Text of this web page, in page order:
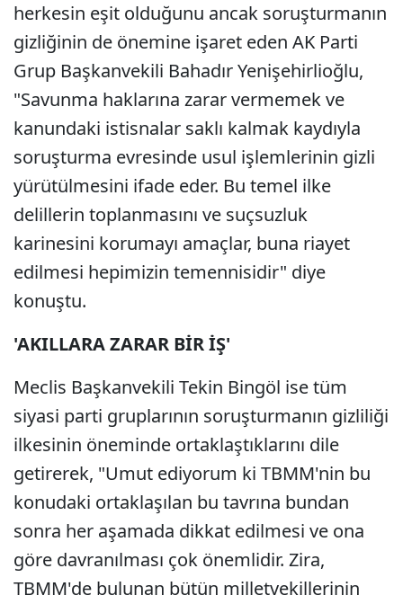
herkesin eşit olduğunu ancak soruşturmanın
gizliğinin de önemine işaret eden AK Parti
Grup Başkanvekili Bahadır Yenişehirlioğlu,
"Savunma haklarına zarar vermemek ve
kanundaki istisnalar saklı kalmak kaydıyla
soruşturma evresinde usul işlemlerinin gizli
yürütülmesini ifade eder. Bu temel ilke
delillerin toplanmasını ve suçsuzluk
karinesini korumayı amaçlar, buna riayet
edilmesi hepimizin temennisidir" diye
konuştu.
'AKILLARA ZARAR BİR İŞ'
Meclis Başkanvekili Tekin Bingöl ise tüm
siyasi parti gruplarının soruşturmanın gizliliği
ilkesinin öneminde ortaklaştıklarını dile
getirerek, "Umut ediyorum ki TBMM'nin bu
konudaki ortaklaşılan bu tavrına bundan
sonra her aşamada dikkat edilmesi ve ona
göre davranılması çok önemlidir. Zira,
TBMM'de bulunan bütün milletvekillerinin